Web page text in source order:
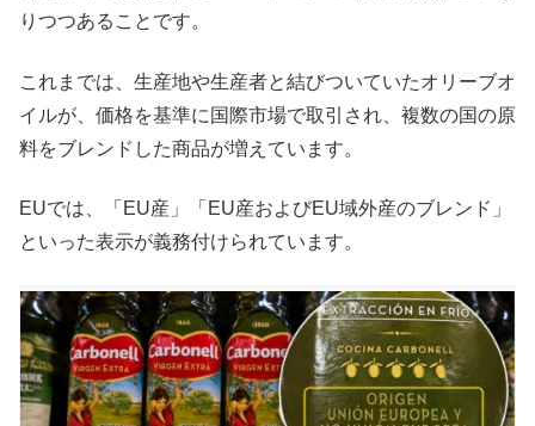
りつつあることです。
これまでは、生産地や生産者と結びついていたオリーブオ
イルが、価格を基準に国際市場で取引され、複数の国の原
料をブレンドした商品が増えています。
EUでは、「EU産」「EU産およびEU域外産のブレンド」
といった表示が義務付けられています。